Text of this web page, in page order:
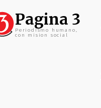
Pagina 3
Periodismo humano,
con mision social